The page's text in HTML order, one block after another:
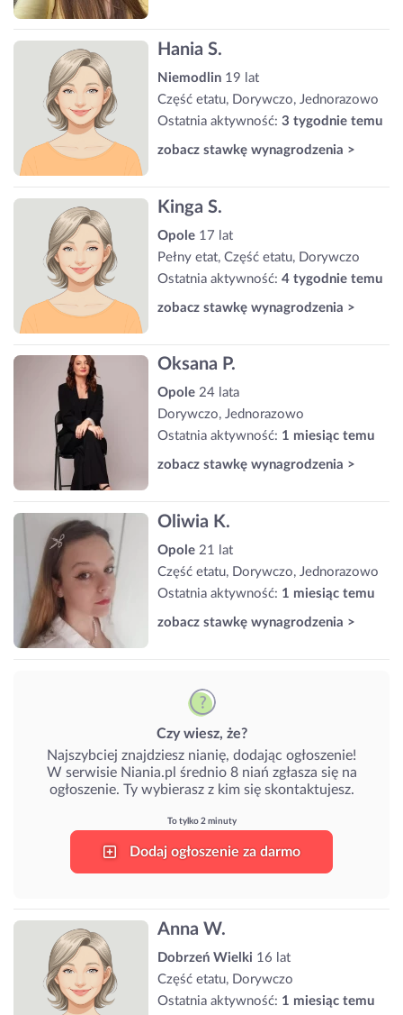
Hania S.
Niemodlin 19 lat
Część etatu, Dorywczo, Jednorazowo
Ostatnia aktywność: 3 tygodnie temu
zobacz stawkę wynagrodzenia >
Kinga S.
Opole 17 lat
Pełny etat, Część etatu, Dorywczo
Ostatnia aktywność: 4 tygodnie temu
zobacz stawkę wynagrodzenia >
Oksana P.
Opole 24 lata
Dorywczo, Jednorazowo
Ostatnia aktywność: 1 miesiąc temu
zobacz stawkę wynagrodzenia >
Oliwia K.
Opole 21 lat
Część etatu, Dorywczo, Jednorazowo
Ostatnia aktywność: 1 miesiąc temu
zobacz stawkę wynagrodzenia >
Czy wiesz, że?
Najszybciej znajdziesz nianię, dodając ogłoszenie!
W serwisie Niania.pl średnio 8 niań zgłasza się na
ogłoszenie. Ty wybierasz z kim się skontaktujesz.
To tylko 2 minuty
Dodaj ogłoszenie za darmo
Anna W.
Dobrzeń Wielki 16 lat
Część etatu, Dorywczo
Ostatnia aktywność: 1 miesiąc temu